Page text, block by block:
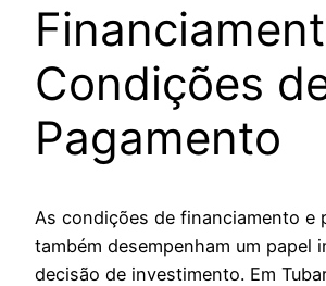
Condições
Pagamento
As condições de financiamento e
também desempenham um papel
decisão de investimento. Em